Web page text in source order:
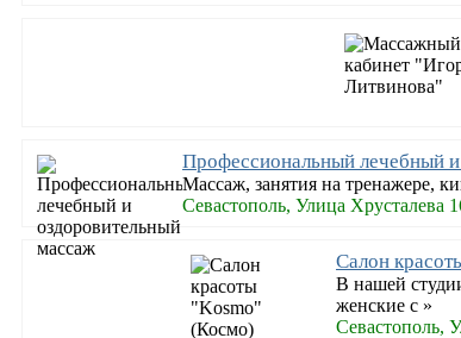
Профессиональный лечебный
Массаж, занятия на тренажере,
Севастополь, Улица Хрусталева
Салон
В нашей
женские с »
Севастополь,